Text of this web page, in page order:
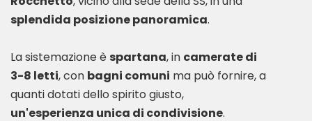
splendida posizione panoramica.
La sistemazione è spartana, in camerate di
3-8 letti, con bagni comuni ma può fornire, a
quanti dotati dello spirito giusto,
un'esperienza unica di condivisione.